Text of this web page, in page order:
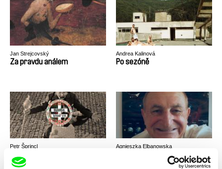
Jan Strejcovský
Za pravdu análem
Andrea Kalinová
Po sezóně
Petr Šprincl Agnieszka Elbanowska
First Pole on Mars